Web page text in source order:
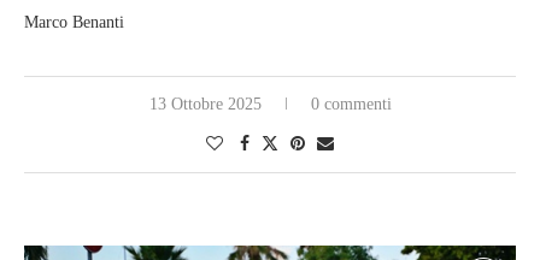
Marco Benanti
13 Ottobre 2025 0 commenti